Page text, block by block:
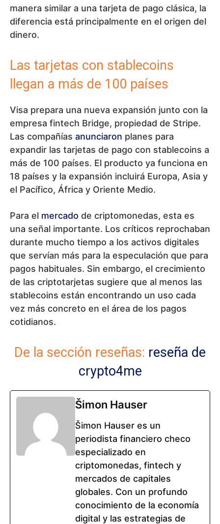
manera similar a una tarjeta de pago clásica, la
diferencia está principalmente en el origen del
dinero.
Las tarjetas con stablecoins
llegan a más de 100 países
Visa prepara una nueva expansión junto con la
empresa fintech Bridge, propiedad de Stripe.
Las compañías anunciaron planes para
expandir las tarjetas de pago con stablecoins a
más de 100 países. El producto ya funciona en
18 países y la expansión incluirá Europa, Asia y
el Pacífico, África y Oriente Medio.
Para el mercado de criptomonedas, esta es
una señal importante. Los críticos reprochaban
durante mucho tiempo a los activos digitales
que servían más para la especulación que para
pagos habituales. Sin embargo, el crecimiento
de las criptotarjetas sugiere que al menos las
stablecoins están encontrando un uso cada
vez más concreto en el área de los pagos
cotidianos.
De la sección reseñas: reseña de
crypto4me
Šimon Hauser
Šimon Hauser es un
periodista financiero checo
especializado en
criptomonedas, fintech y
mercados de capitales
globales. Con un profundo
conocimiento de la economía
digital y las estrategias de